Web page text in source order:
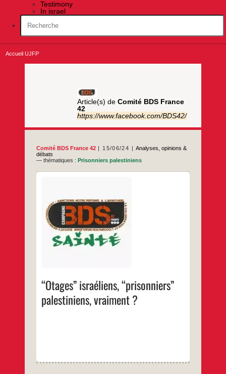
Testimony
In israel
Accueil UJFP
Article(s) de Comité BDS France
42
https://www.facebook.com/BDS42/
Comité BDS France 42 15/06/24
Analyses, opinions &
débats
— thématiques :Prisonniers palestiniens
“Otages” israéliens, “prisonniers”
palestiniens, vraiment ?
pourtant aussi détenus contre les principes
du Droit international, cela relève d’une
logique coloniale. Une analyse du Comité
BDS de Saint-Etienne Télécharger le PDF